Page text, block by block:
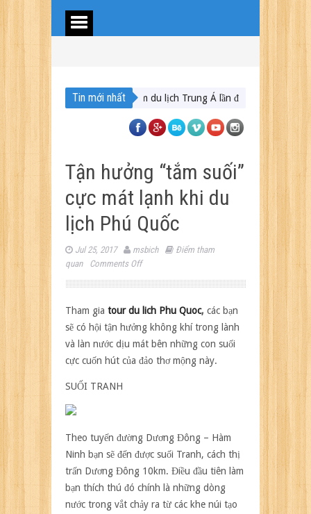
Tin mới nhất
Kinh nghiệm du lịch Trung Á lần đầu cho khách Việt Du lịch
Tận hưởng “tắm suối”
cực mát lạnh khi du
lịch Phú Quốc
Jul 25, 2017 msbich
Điểm tham
quan
Comments Offon
hưởng
“tắm
cực
mát
lạnh
Tham gia tour du lich Phu Quoc, các bạn
sẽ có hội tận hưởng không khí trong lành
và làn nước dịu mát bên những con suối
cực cuốn hút của đảo thơ mộng này.
SUỐI TRANH
Theo tuyến đường Dương Đông – Hàm
Ninh bạn sẽ đến được suối Tranh, cách thị
trấn Dương Đông 10km. Điều đầu tiên làm
bạn thích thú đó chính là những dòng
nước trong vắt chảy ra từ các khe núi tạo